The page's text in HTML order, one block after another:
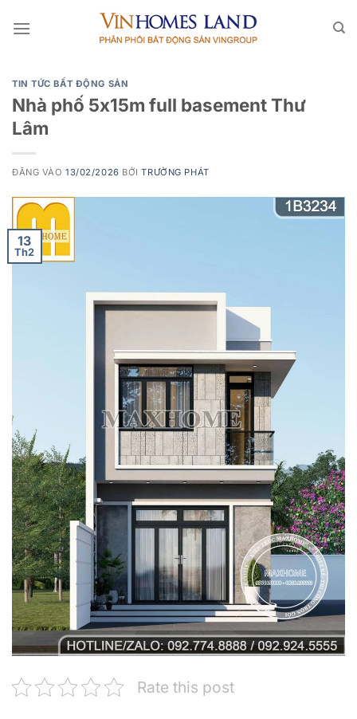
qua
TIN TỨC BẤT ĐỘNG SẢN
Nhà phố 5x15m full basement Thư
Lâm
ĐĂNG VÀO13/02/2026 BỞITRƯỜNG PHÁT
13
Th2
Rate this post